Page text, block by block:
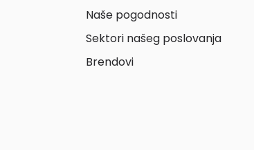
Naše pogodnosti
Sektori našeg poslovanja
Brendovi